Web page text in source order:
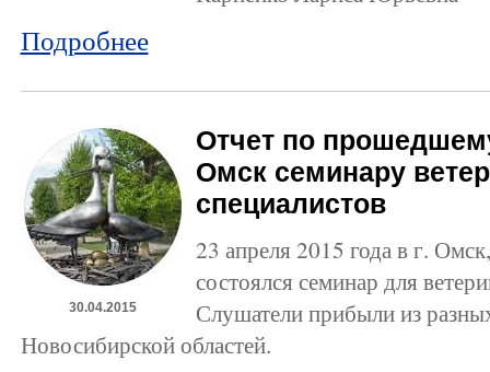
Подробнее
30.04.2015
Отчет по
Омск семинару
специалистов
23 апреля 2015 года в г.
состоялся семинар для
Слушатели прибыли из
Новосибирской областей.